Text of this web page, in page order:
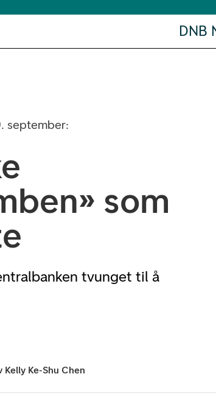
DNB
september:
som
tvunget til å
Kelly Ke-Shu Chen